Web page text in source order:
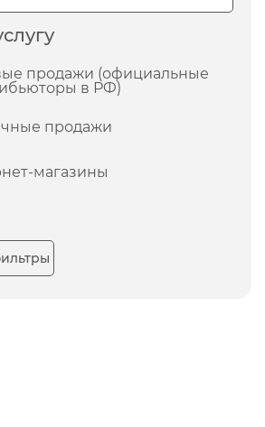
продажи (официальные
в РФ)
продажи
магазины